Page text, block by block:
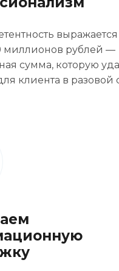
выражается
миллионов рублей —
сумма, которую
клиента в разовой